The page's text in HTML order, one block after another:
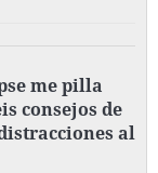
me pilla
consejos de
al